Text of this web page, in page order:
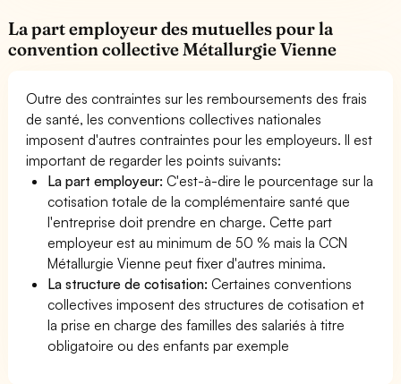
La part employeur des mutuelles pour la
convention collective Métallurgie Vienne
Outre des contraintes sur les remboursements des frais
de santé, les conventions collectives nationales
imposent d'autres contraintes pour les employeurs. Il est
important de regarder les points suivants:
La part employeur: C'est-à-dire le pourcentage sur la
cotisation totale de la complémentaire santé que
l'entreprise doit prendre en charge. Cette part
employeur est au minimum de 50 % mais la CCN
Métallurgie Vienne peut fixer d'autres minima.
La structure de cotisation: Certaines conventions
collectives imposent des structures de cotisation et
la prise en charge des familles des salariés à titre
obligatoire ou des enfants par exemple